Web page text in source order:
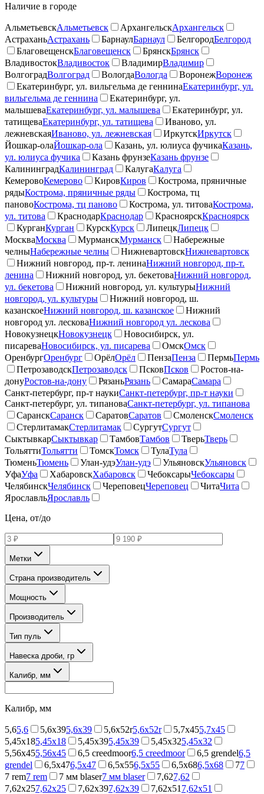
Наличие в городе
АльметьевскАльметьевск АрхангельскАрхангельск
АстраханьАстрахань БарнаулБарнаул БелгородБелгород
БлаговещенскБлаговещенск БрянскБрянск
ВладивостокВладивосток ВладимирВладимир
ВолгоградВолгоград ВологдаВологда ВоронежВоронеж
Екатеринбург, ул. вильгельма де геннинаЕкатеринбург, ул.
вильгельма де геннина
Екатеринбург, ул.
малышеваЕкатеринбург, ул. малышева
Екатеринбург, ул.
татищеваЕкатеринбург, ул. татищева
Иваново, ул.
лежневскаяИваново, ул. лежневская ИркутскИркутск
Йошкар-олаЙошкар-ола Казань, ул. юлиуса фучикаКазань,
ул. юлиуса фучика
Казань фрунзеКазань фрунзе
КалининградКалининград КалугаКалуга
КемеровоКемерово КировКиров
Кострома, пряничные
рядыКострома, пряничные ряды
Кострома, тц
пановоКострома, тц паново Кострома, ул. титоваКострома,
ул. титова
КраснодарКраснодар КрасноярскКрасноярск
КурганКурган КурскКурск ЛипецкЛипецк
МоскваМосква МурманскМурманск
Набережные
челныНабережные челны НижневартовскНижневартовск
Нижний новгород, пр-т. ленинаНижний новгород, пр-т.
ленина
Нижний новгород, ул. бекетоваНижний новгород,
ул. бекетова
Нижний новгород, ул. культурыНижний
новгород, ул. культуры
Нижний новгород, ш.
казанскоеНижний новгород, ш. казанское
Нижний
новгород ул. лесковаНижний новгород ул. лескова
НовокузнецкНовокузнецк
Новосибирск, ул.
писареваНовосибирск, ул. писарева ОмскОмск
ОренбургОренбург ОрёлОрёл ПензаПенза ПермьПермь
ПетрозаводскПетрозаводск ПсковПсков
Ростов-на-
донуРостов-на-дону РязаньРязань СамараСамара
Санкт-петербург, пр-т наукиСанкт-петербург, пр-т науки
Санкт-петербург, ул. типановаСанкт-петербург, ул. типанова
СаранскСаранск СаратовСаратов СмоленскСмоленск
СтерлитамакСтерлитамак СургутСургут
СыктывкарСыктывкар ТамбовТамбов ТверьТверь
ТольяттиТольятти ТомскТомск ТулаТула
ТюменьТюмень Улан-удэУлан-удэ УльяновскУльяновск
УфаУфа ХабаровскХабаровск ЧебоксарыЧебоксары
ЧелябинскЧелябинск ЧереповецЧереповец ЧитаЧита
ЯрославльЯрославль
Цена, от/до
Метки
Страна производитель
Мощность
Производитель
Тип пуль
Навеска дроби, гр
Калибр, мм
Калибр, мм
5,65,6 5,6x395,6x39 5,6x52r5,6x52r 5,7x455,7x45
5,45x185,45x18 5,45x395,45x39 5,45х325,45х32
5,56x455,56x45 6,5 creedmoor6,5 creedmoor 6,5 grendel6,5
grendel
6,5x476,5x47 6,5x556,5x55 6,5x686,5x68 77
7 rem7 rem 7 мм blaser7 мм blaser 7,627,62
7,62x257,62x25 7,62x397,62x39 7,62x51 7,62x51